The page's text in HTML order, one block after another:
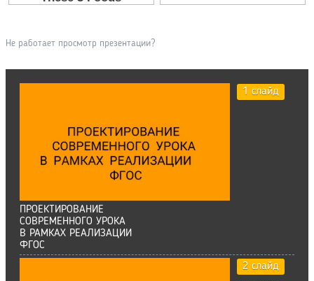
Не работает просмотр презентации?
1 слайд
ПРОЕКТИРОВАНИЕ
СОВРЕМЕННОГО УРОКА
В РАМКАХ РЕАЛИЗАЦИИ
ФГОС
2 слайд